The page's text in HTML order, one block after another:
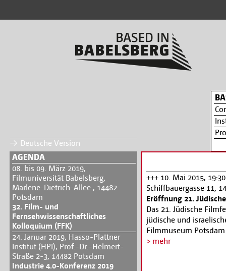
Deutsche Version
AGENDA
08. bis 09. März 2019,
Filmuniversität Babelsberg,
Marlene-Dietrich-Allee , 14482
Potsdam
32. Film- und
Fernsehwissenschaftliches
Kolloquium (FFK)
24. Januar 2019, Hasso-Plattner
Institut (HPI), Prof.-Dr.-Helmert-
Straße 2-3, 14482 Potsdam
Industrie 4.0-Konferenz 2019
+++ 10. Mai 2015,
Schiffbauergasse 11,
Eröffnung 21.
Das 21. Jüdische
jüdische und
Filmmuseum
das Babelsberger
> mehr